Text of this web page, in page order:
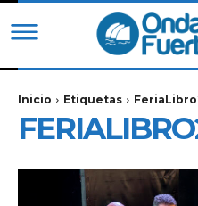
Inicio Etiquetas